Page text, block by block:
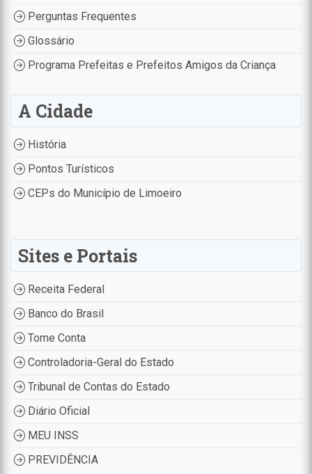
Perguntas Frequentes
Glossário
Programa Prefeitas e Prefeitos Amigos da Criança
A Cidade
História
Pontos Turísticos
CEPs do Município de Limoeiro
Sites e Portais
Receita Federal
Banco do Brasil
Tome Conta
Controladoria-Geral do Estado
Tribunal de Contas do Estado
Diário Oficial
MEU INSS
PREVIDÊNCIA